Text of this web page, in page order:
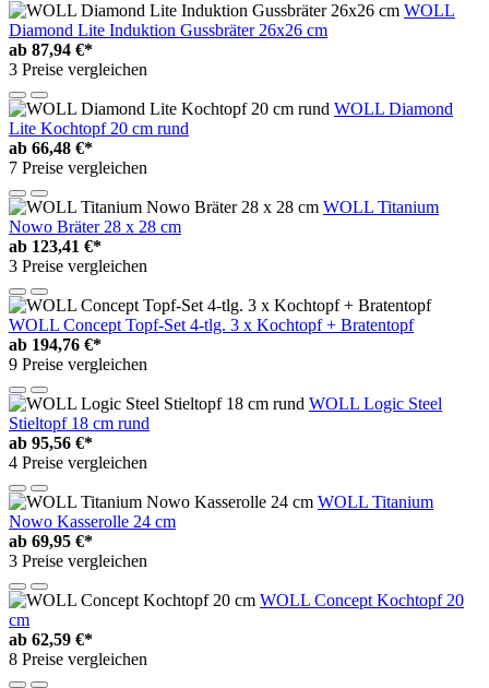
WOLL
Diamond Lite Induktion Gussbräter 26x26 cm
ab 87,94 €*
3 Preise vergleichen
WOLL Diamond
Lite Kochtopf 20 cm rund
ab 66,48 €*
7 Preise vergleichen
WOLL Titanium
Nowo Bräter 28 x 28 cm
ab 123,41 €*
3 Preise vergleichen
WOLL Concept Topf-Set 4-tlg. 3 x Kochtopf + Bratentopf
ab 194,76 €*
9 Preise vergleichen
WOLL Logic Steel
Stieltopf 18 cm rund
ab 95,56 €*
4 Preise vergleichen
WOLL Titanium
Nowo Kasserolle 24 cm
ab 69,95 €*
3 Preise vergleichen
WOLL Concept Kochtopf 20
cm
ab 62,59 €*
8 Preise vergleichen